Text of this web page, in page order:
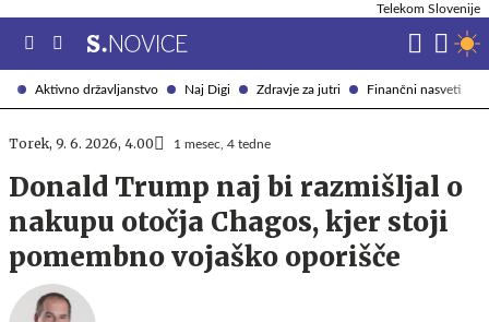
Aktivno državljanstvo Naj Digi Zdravje za jutri Finančni nasveti
Telekom Slovenije
Torek, 9. 6. 2026, 4.00 1 mesec, 4 tedne
Donald Trump naj bi razmišljal o
nakupu otočja Chagos, kjer stoji
pomembno vojaško oporišče